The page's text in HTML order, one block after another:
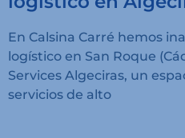
En Calsina Carré hemos
logístico en San Roque
Services Algeciras, un
servicios de alto